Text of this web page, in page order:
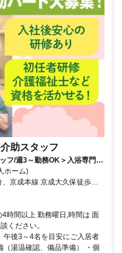
助スタッフ
フ/週3～勤務OK＞入浴専門な
上～応募可能です！
ホーム)
京成本線 京成大久保徒歩約
分 京成本線「実籾」駅から徒
時間以上 勤務曜日,時間は 面
ください。
後3～4名を目安にご入居者
湯温確認、備品準備） ・個